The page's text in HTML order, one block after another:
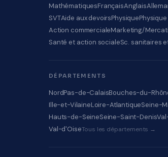
MathématiquesFrançaisAnglais
SVTAide aux devoirsPhysique
Action commercialeMarketing/
Santé et action socialeSc. sanitaires
DÉPARTEMENTS
NordPas-de-CalaisBouches-du-
Ille-et-VilaineLoire-AtlantiqueSeine-
Hauts-de-SeineSeine-Saint-Denis
Val-d'OiseTous les départements →